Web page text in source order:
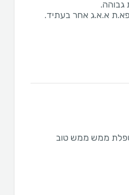
א.א.ג אחר בעתיד.
ממש ממש טוב